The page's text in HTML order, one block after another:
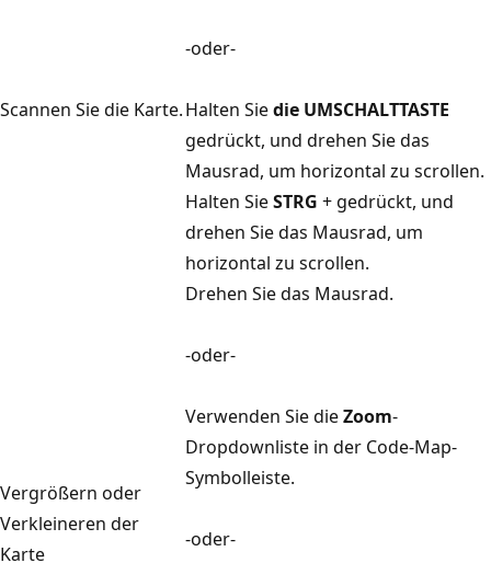
Scannen Sie die Karte.
-oder-
Halten Siedie UMSCHALTTASTE
gedrückt, und drehen Sie das
Mausrad, um horizontal zu scrollen.
Halten SieSTRG + gedrückt, und
drehen Sie das Mausrad, um
horizontal zu scrollen.
Vergrößern oder
Verkleineren der
Karte
Drehen Sie das Mausrad.
-oder-
Verwenden Sie dieZoom-
Dropdownliste in der Code-Map-
Symbolleiste.
-oder-